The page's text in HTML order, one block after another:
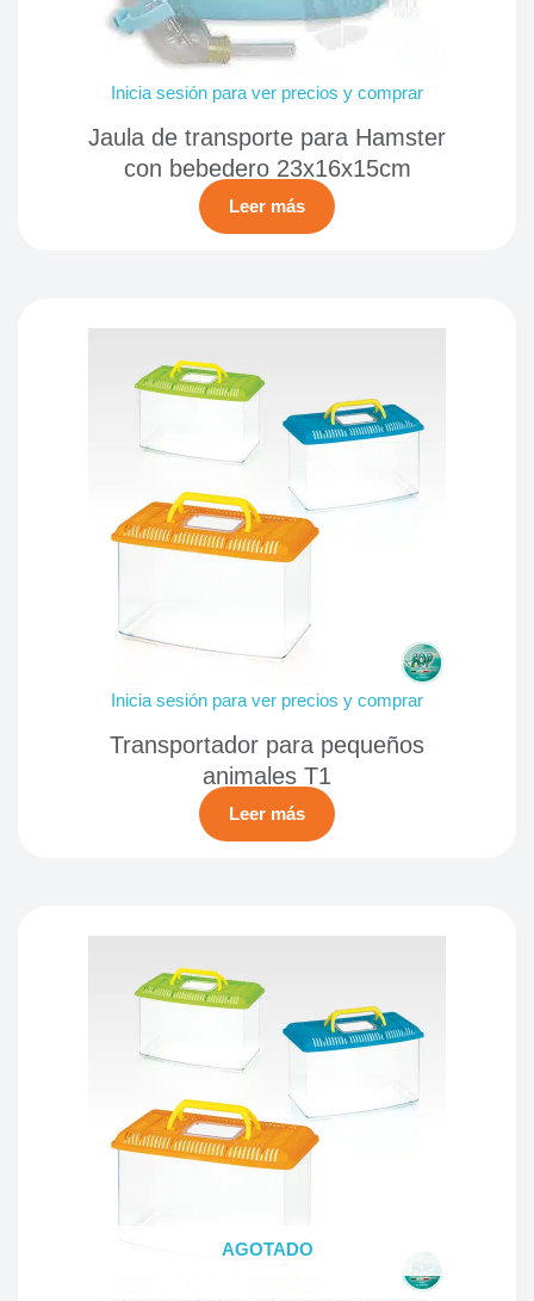
Inicia sesión para ver precios y comprar
Jaula de transporte para Hamster
con bebedero 23x16x15cm
Leer más
Inicia sesión para ver precios y comprar
Transportador para pequeños
animales T1
Leer más
AGOTADO